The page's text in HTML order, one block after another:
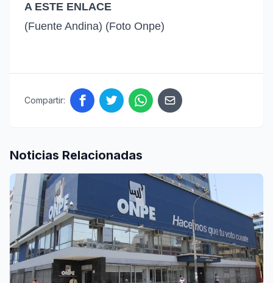
A ESTE ENLACE
(Fuente Andina) (Foto Onpe)
Compartir:
Noticias Relacionadas